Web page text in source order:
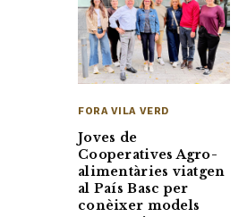
FORA VILA VERD
Joves de
Cooperatives Agro-
alimentàries viatgen
al País Basc per
conèixer models